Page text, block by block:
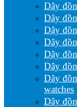
Dây
Dây
Dây
Dây
Dây
Dây
Dây
watches
Dây